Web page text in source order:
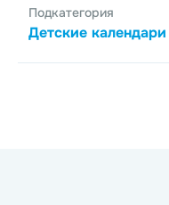
Подкатегория
Детские календари